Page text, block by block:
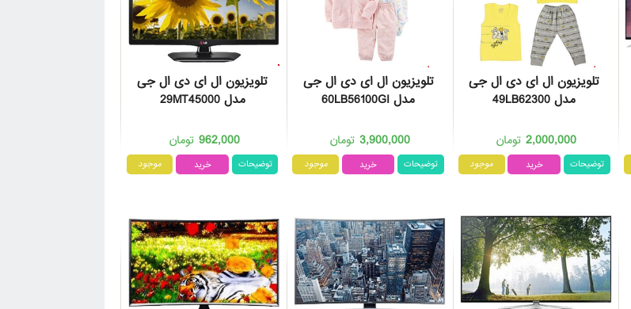
تلویزیون ال ای دی ال جی
مدل 49LB62300
2,000,000 تومان
توضیحات موجود
تلویزیون ال ای دی ال جی
مدل 60LB56100GI
3,900,000تومان
توضیحات موجود
تلویزیون ال ای دی ال جی
مدل 29MT45000
962,000 تومان
توضیحات موجود